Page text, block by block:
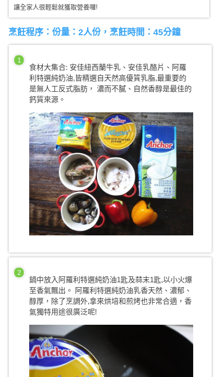
讓全家人很輕鬆就獲取營養囉!
烹飪程序：份量：2人份，烹飪時間：45分鐘
1
食材大集合: 安佳紐西蘭牛乳、安佳乳酪片、阿羅
利特選純奶油,皆精選自天然高優質乳脂,最重要的
是無人工反式脂肪， 濃而不膩、自然香醇是最佳的
鈣質來源。
2
鍋中放入阿羅利特選純奶油1匙及蒜末1匙,以小火爆
至香氣飄出。 阿羅利特選純奶油乳香天然、濃郁、
醇厚，除了烹調外,拿來烘培和煎烤也非常合適，香
氣獨特用途很廣泛呢!